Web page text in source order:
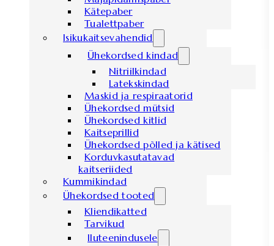
Kätepaber
Tualettpaber
Isikukaitsevahendid
Ühekordsed kindad
Nitriilkindad
Latekskindad
Maskid ja respiraatorid
Ühekordsed mütsid
Ühekordsed kitlid
Kaitseprillid
Ühekordsed põlled ja kätised
Korduvkasutatavad
kaitseriided
Kummikindad
Ühekordsed tooted
Kliendikatted
Tarvikud
Iluteenindusele